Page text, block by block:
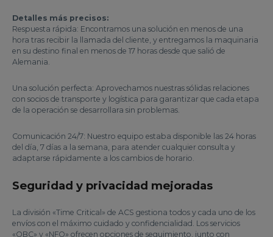
Detalles más precisos:
Respuesta rápida: Encontramos una solución en menos de una
hora tras recibir la llamada del cliente, y entregamos la maquinaria
en su destino final en menos de 17 horas desde que salió de
Alemania.
Una solución perfecta: Aprovechamos nuestras sólidas relaciones
con socios de transporte y logística para garantizar que cada etapa
de la operación se desarrollara sin problemas.
Comunicación 24/7: Nuestro equipo estaba disponible las 24 horas
del día, 7 días a la semana, para atender cualquier consulta y
adaptarse rápidamente a los cambios de horario.
Seguridad y privacidad mejoradas
La división «Time Critical» de ACS gestiona todos y cada uno de los
envíos con el máximo cuidado y confidencialidad. Los servicios
«OBC» y «NFO» ofrecen opciones de seguimiento, junto con